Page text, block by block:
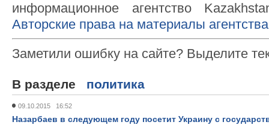
информационное агентство
Авторские права на материалы
Заметили ошибку на сайте? Выделите
В разделе политика
09.10.2015 16:52
Назарбаев в следующем году посетит Украину с